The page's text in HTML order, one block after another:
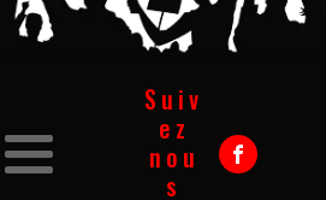
Suiv
ez
nou
s